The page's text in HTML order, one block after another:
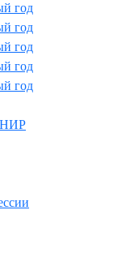
год
год
год
год
год